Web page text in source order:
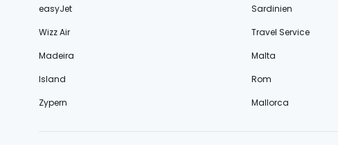
easyJet
Sardinien
Wizz Air
Travel Service
Madeira
Malta
Island
Rom
Zypern
Mallorca